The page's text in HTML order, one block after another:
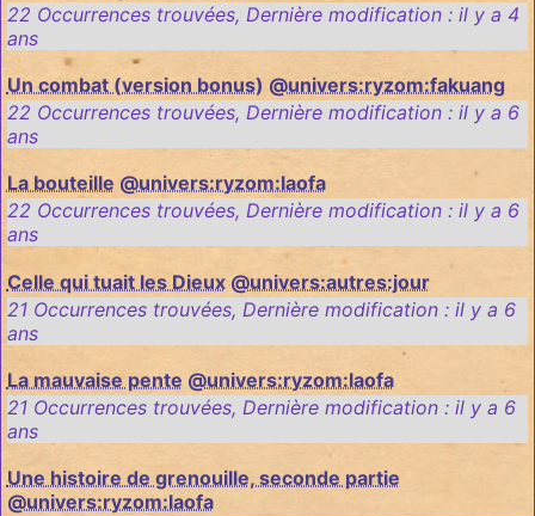
22 Occurrences trouvées, Dernière modification : il y a 4
ans
Un combat (version bonus) @univers:ryzom:fakuang
22 Occurrences trouvées, Dernière modification : il y a 6
ans
La bouteille @univers:ryzom:laofa
22 Occurrences trouvées, Dernière modification : il y a 6
ans
Celle qui tuait les Dieux @univers:autres:jour
21 Occurrences trouvées, Dernière modification : il y a 6
ans
La mauvaise pente @univers:ryzom:laofa
21 Occurrences trouvées, Dernière modification : il y a 6
ans
Une histoire de grenouille, seconde partie
@univers:ryzom:laofa